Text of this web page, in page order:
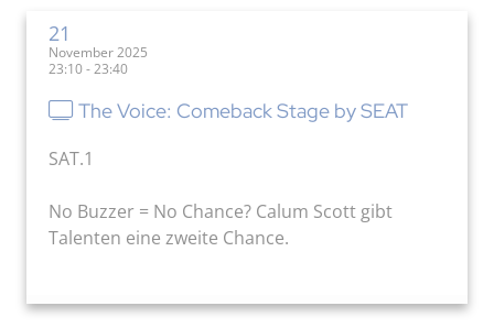
21
November 2025
23:10 - 23:40
The Voice: Comeback Stage by SEAT
SAT.1
No Buzzer = No Chance? Calum Scott gibt
Talenten eine zweite Chance.